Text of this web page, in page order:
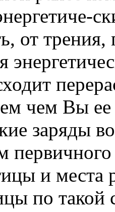
от
чем Вы ее
заряды
и места
по такой